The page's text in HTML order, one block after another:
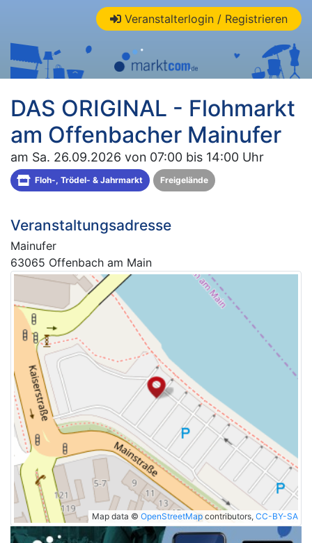
Veranstalterlogin / Registrieren
DAS ORIGINAL - Flohmarkt
am Offenbacher Mainufer
am Sa. 26.09.2026 von 07:00 bis 14:00 Uhr
Floh-, Trödel- & Jahrmarkt Freigelände
Veranstaltungsadresse
Mainufer
63065 Offenbach am Main
Map data © OpenStreetMap contributors, CC-BY-SA